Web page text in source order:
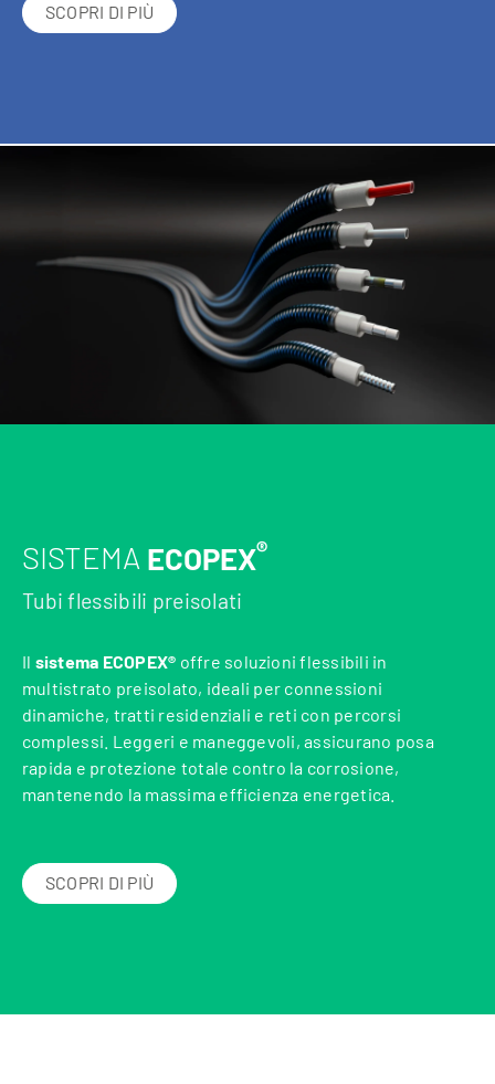
SCOPRI DI PIÙ
SISTEMA ECOPEX®
Tubi flessibili preisolati
Il sistema ECOPEX® offre soluzioni flessibili in
multistrato preisolato, ideali per connessioni
dinamiche, tratti residenziali e reti con percorsi
complessi. Leggeri e maneggevoli, assicurano posa
rapida e protezione totale contro la corrosione,
mantenendo la massima efficienza energetica.
SCOPRI DI PIÙ